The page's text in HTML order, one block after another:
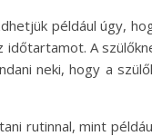
például úgy,
A
neki, hogy a
rutinnal, mint